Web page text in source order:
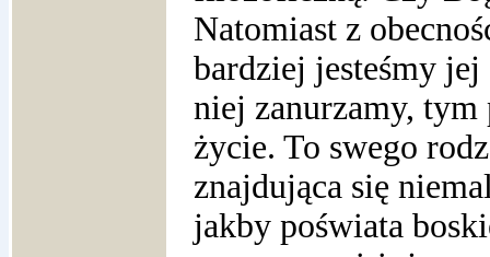
Natomiast z
bardziej jesteśmy
niej zanurzamy, tym
życie. To swego
znajdująca się
jakby poświata